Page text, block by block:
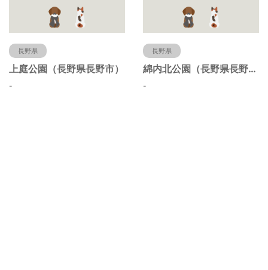
長野県
上庭公園（長野県長野市）
-
長野県
綿内北公園（長野県長野市）
-